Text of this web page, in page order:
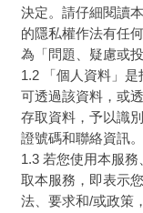
決定。請仔細閱讀
的隱私權作法有任
為「問題、疑慮或
1.2 「個人資料」
可透過該資料，或
存取資料，予以識
證號碼和聯絡資訊。
1.3 若您使用本服
取本服務，即表示
法、要求和/或政策